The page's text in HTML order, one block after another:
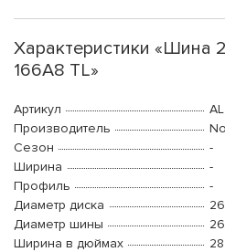
Характеристики «Шина
166A8 TL»
Артикул
Производитель
Сезон
-
Ширина
-
Профиль
-
Диаметр диска
26
Диаметр шины
26
Ширина в дюймах
28